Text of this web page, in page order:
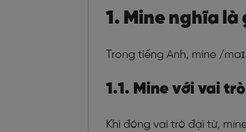
1. Mine nghĩa là
Trong tiếng Anh, mine /
1.1. Mine với vai
Khi đóng vai trò đại từ,